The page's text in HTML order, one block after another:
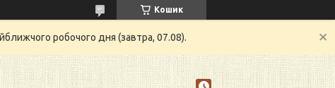
Кошик
робочого дня (завтра, 07.08).